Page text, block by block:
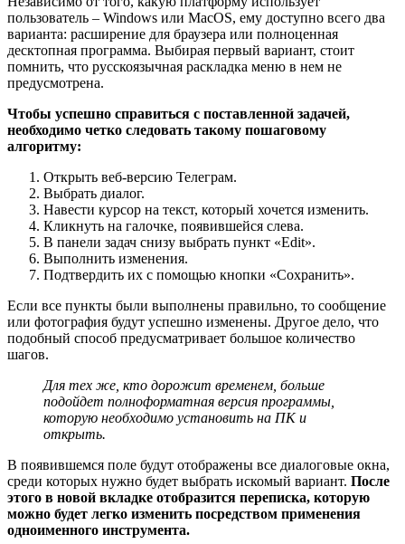
пользователь – Windows или MacOS, ему доступно всего два
варианта: расширение для браузера или полноценная
десктопная программа. Выбирая первый вариант, стоит
помнить, что русскоязычная раскладка меню в нем не
предусмотрена.
Чтобы успешно справиться с поставленной задачей,
необходимо четко следовать такому пошаговому
алгоритму:
Открыть веб-версию Телеграм.
Выбрать диалог.
Навести курсор на текст, который хочется изменить.
Кликнуть на галочке, появившейся слева.
В панели задач снизу выбрать пункт «Edit».
Выполнить изменения.
Подтвердить их с помощью кнопки «Сохранить».
Если все пункты были выполнены правильно, то сообщение
или фотография будут успешно изменены. Другое дело, что
подобный способ предусматривает большое количество
шагов.
Для тех же, кто дорожит временем, больше
подойдет полноформатная версия программы,
которую необходимо установить на ПК и
открыть.
В появившемся поле будут отображены все диалоговые окна,
среди которых нужно будет выбрать искомый вариант. После
этого в новой вкладке отобразится переписка, которую
можно будет легко изменить посредством применения
одноименного инструмента.